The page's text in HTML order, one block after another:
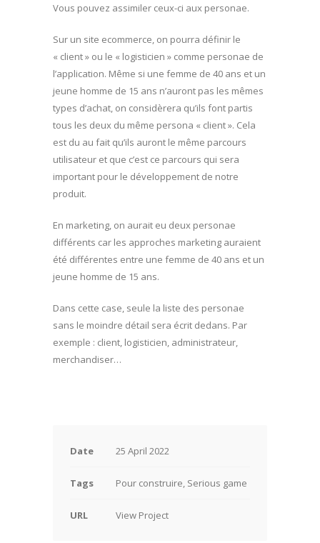
Vous pouvez assimiler ceux-ci aux personae.
Sur un site ecommerce, on pourra définir le
« client » ou le « logisticien » comme personae de
l’application. Même si une femme de 40 ans et un
jeune homme de 15 ans n’auront pas les mêmes
types d’achat, on considèrera qu’ils font partis
tous les deux du même persona « client ». Cela
est du au fait qu’ils auront le même parcours
utilisateur et que c’est ce parcours qui sera
important pour le développement de notre
produit.
En marketing, on aurait eu deux personae
différents car les approches marketing auraient
été différentes entre une femme de 40 ans et un
jeune homme de 15 ans.
Dans cette case, seule la liste des personae
sans le moindre détail sera écrit dedans. Par
exemple : client, logisticien, administrateur,
merchandiser…
Date 25 April 2022
Tags Pour construire, Serious game
URL View Project